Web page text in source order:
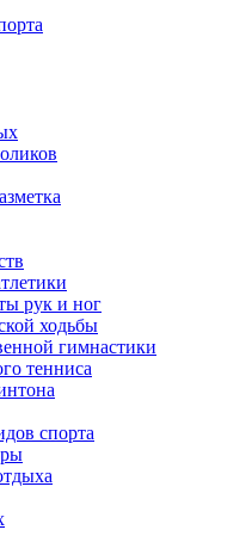
рук и ног
ходьбы
гимнастики
тенниса
спорта